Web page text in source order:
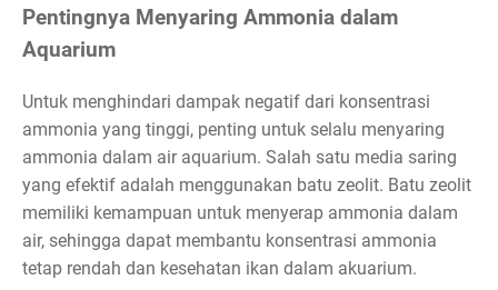
Pentingnya Menyaring Ammonia dalam
Aquarium
Untuk menghindari dampak negatif dari konsentrasi
ammonia yang tinggi, penting untuk selalu menyaring
ammonia dalam air aquarium. Salah satu media saring
yang efektif adalah menggunakan batu zeolit. Batu zeolit
memiliki kemampuan untuk menyerap ammonia dalam
air, sehingga dapat membantu konsentrasi ammonia
tetap rendah dan kesehatan ikan dalam akuarium.